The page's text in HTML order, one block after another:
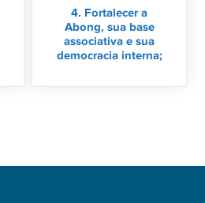
4. Fortalecer a
Abong, sua base
associativa e sua
democracia interna;